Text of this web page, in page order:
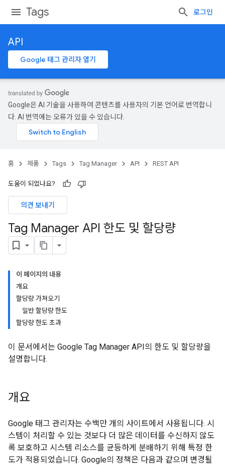
Tags 로그인
API
Google 태그 관리자 열기
Google은 AI 기술을 사용하여 콘텐츠를 사용자의 기본 언어로 번역합니
다. AI 번역에는 오류가 있을 수 있습니다.
홈 제품 Tags Tag Manager API REST API
도움이 되었나요?
의견 보내기
Tag Manager API 한도 및 할당량
이 페이지의 내용
개요
할당량 가져오기
일반 할당량 한도
할당량 한도 초과
이 문서에서는 Google Tag Manager API의 한도 및 할당량을
설명합니다.
개요
Google 태그 관리자는 수백만 개의 사이트에서 사용됩니다. 시
스템이 처리할 수 있는 것보다 더 많은 데이터를 수신하지 않도
록 보호하고 시스템 리소스를 균등하게 분배하기 위해 특정 한
도가 적용되었습니다. Google의 정책은 다음과 같으며 변경될